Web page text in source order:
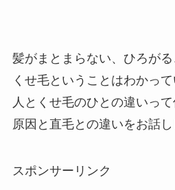
髪がまとまらない、ひろが
くせ毛ということはわかっ
人とくせ毛のひとの違いっ
原因と直毛との違いをお話し
スポンサーリンク